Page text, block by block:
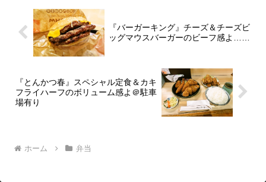
『バーガーキング』チーズ＆チーズビ
ッグマウスバーガーのビーフ感よ……
『とんかつ春』スペシャル定食＆カキ
フライハーフのボリューム感よ＠駐車
場有り
ホーム 弁当